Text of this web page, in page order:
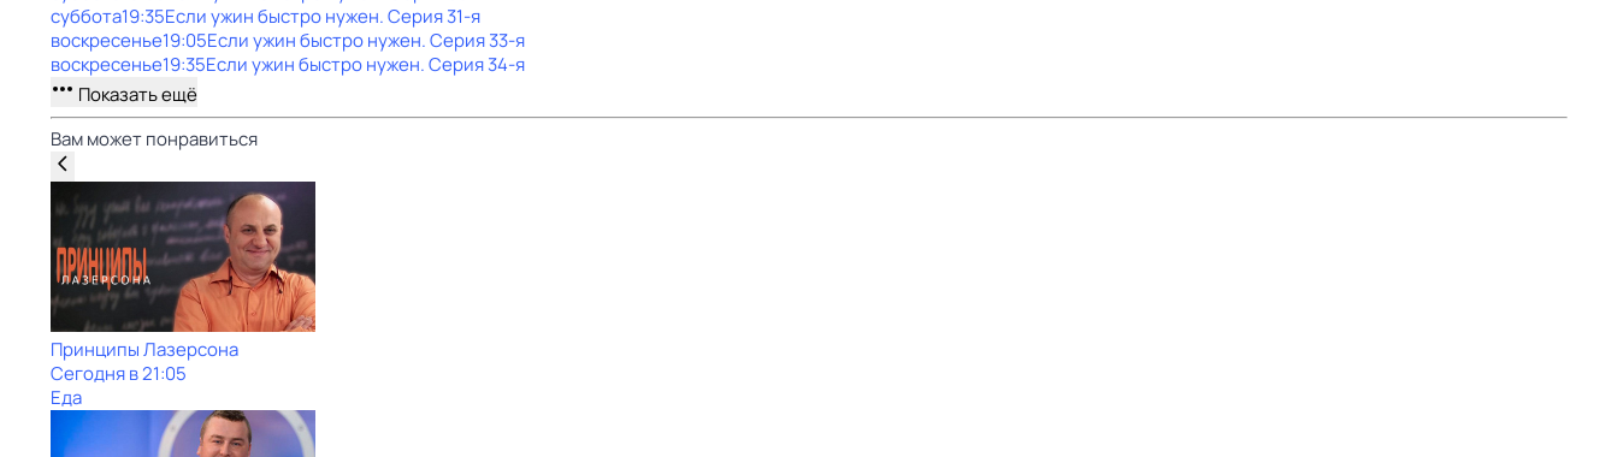
суббота19:35Если ужин быстро нужен. Серия 31-я
воскресенье19:05Если ужин быстро нужен. Серия 33-я
воскресенье19:35Если ужин быстро нужен. Серия 34-я
Показать ещё
Вам может понравиться
Принципы Лазерсона
Сегодня в 21:05
Еда